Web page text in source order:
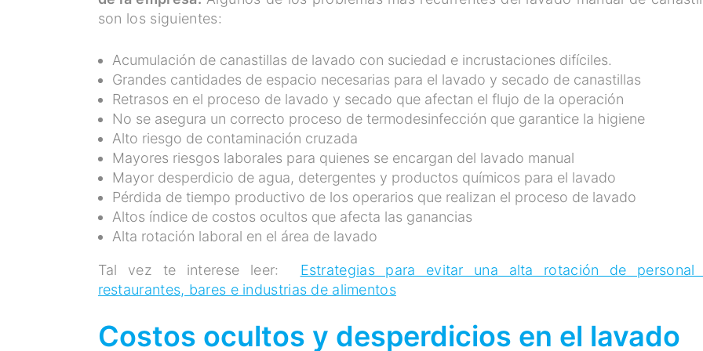
son los siguientes:
Acumulación de canastillas de lavado con suciedad e incrustaciones difíciles.
Grandes cantidades de espacio necesarias para el lavado y secado de canastillas
Retrasos en el proceso de lavado y secado que afectan el flujo de la operación
No se asegura un correcto proceso de termodesinfección que garantice la higiene
Alto riesgo de contaminación cruzada
Mayores riesgos laborales para quienes se encargan del lavado manual
Mayor desperdicio de agua, detergentes y productos químicos para el lavado
Pérdida de tiempo productivo de los operarios que realizan el proceso de lavado
Altos índice de costos ocultos que afecta las ganancias
Alta rotación laboral en el área de lavado
Tal vez te interese leer: Estrategias para evitar una alta rotación de personal
restaurantes, bares e industrias de alimentos
Costos ocultos y desperdicios en el lavado